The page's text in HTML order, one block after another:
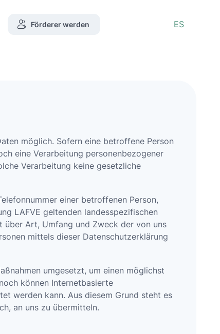
Förderer werden ES
Förderer werden ES
möglich. Sofern eine betroffene Person
eine Verarbeitung personenbezogener
Verarbeitung keine gesetzliche
einer betroffenen Person,
LAFVE geltenden landesspezifischen
über Art, Umfang und Zweck der von uns
mittels dieser Datenschutzerklärung
umgesetzt, um einen möglichst
können Internetbasierte
werden kann. Aus diesem Grund steht es
an uns zu übermitteln.